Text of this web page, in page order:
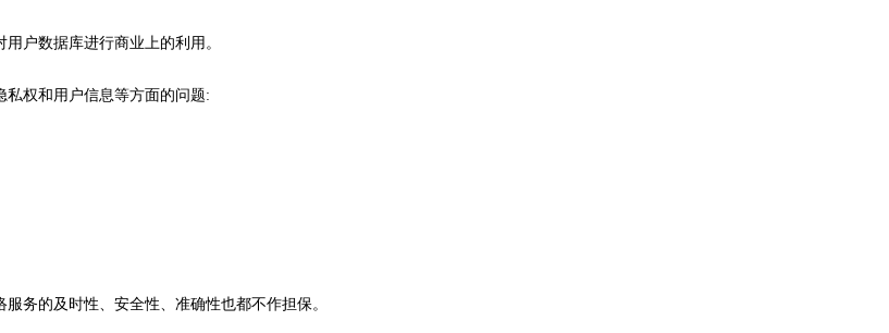
户数据库进行商业上的利用。
私权和用户信息等方面的问题:
务的及时性、安全性、准确性也都不作担保。